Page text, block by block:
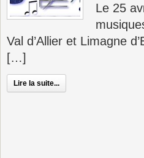
Le 25
Val d’Allier et Limagne
[…]
Lire la suite...